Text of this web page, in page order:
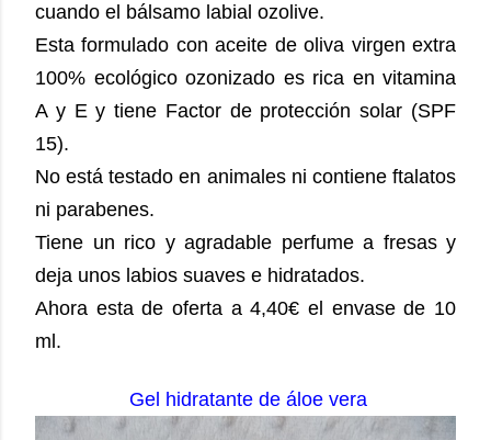
cuando el bálsamo labial ozolive.
Esta formulado con aceite de oliva virgen extra
100% ecológico ozonizado es rica en vitamina
A y E y tiene Factor de protección solar (SPF
15).
No está testado en animales ni contiene ftalatos
ni parabenes.
Tiene un rico y agradable perfume a fresas y
deja unos labios suaves e hidratados.
Ahora esta de oferta a 4,40€ el envase de 10
ml.
Gel hidratante de áloe vera